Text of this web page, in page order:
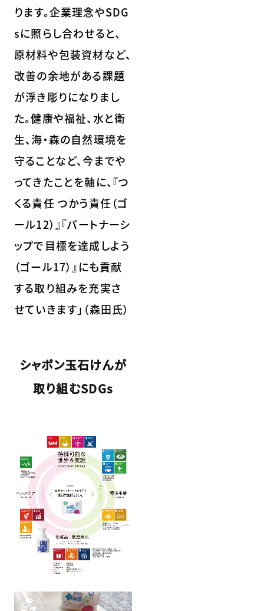
ります。企業理念やSDG
sに照らし合わせると、
原材料や包装資材など、
改善の余地がある課題
が浮き彫りになりまし
た。健康や福祉、水と衛
生、海・森の自然環境を
守ることなど、今までや
ってきたことを軸に、『つ
くる責任 つかう責任（ゴ
ール12）』『パートナーシ
ップで目標を達成しよう
（ゴール17）』にも貢献
する取り組みを充実さ
せていきます」（森田氏）
シャボン玉石けんが
取り組むSDGs